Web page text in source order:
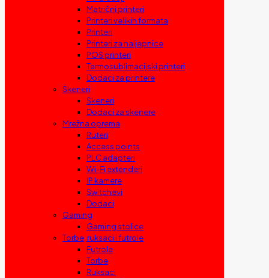
Matrični printeri
Printeri velikih formata
Printeri
Printeri za naljepnice
POS printeri
Termosublimacijski printeri
Dodaci za printere
Skeneri
Skeneri
Dodaci za skenere
Mrežna oprema
Ruteri
Access points
PLC adapteri
Wi-Fi extenderi
IP kamere
Switchevi
Dodaci
Gaming
Gaming stolice
Torbe, ruksaci i futrole
Futrole
Torbe
Ruksaci